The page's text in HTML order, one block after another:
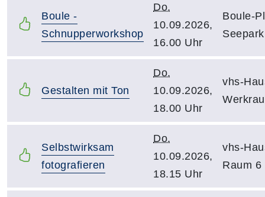
Boule -
Schnupperworkshop
Do.
10.09.2026,
16.00 Uhr
Boule-
Gestalten mit Ton
Do.
10.09.2026,
18.00 Uhr
vhs-
Selbstwirksam
fotografieren
Do.
10.09.2026,
18.15 Uhr
vhs-
Raum 6